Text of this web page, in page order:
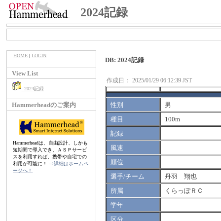
2024記録
HOME |LOGIN
View List
2024記録
Hammerheadのご案内
Hammerheadは、自由設計、しかも
短期間で導入でき、ＡＳＰサービ
スを利用すれば、携帯や自宅での
利用が可能に！ ⇒詳細はホームペ
ージへ！
DB: 2024記録
作成日： 2025/01/29 06:12:39 JST
性別
男
種目
100m
記録
風速
順位
選手/チーム
丹羽 翔也
所属
くらっぽＲＣ
学年
区分